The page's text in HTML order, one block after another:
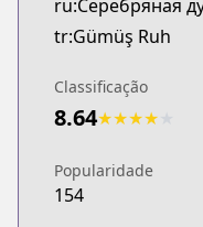
ru:Серебряная
tr:Gümüş Ruh
Classificação
8.64★★★★
Popularidade
154